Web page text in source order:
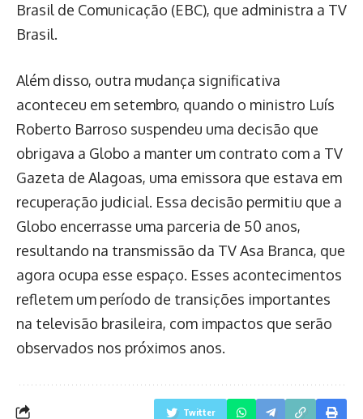
Brasil de Comunicação (EBC), que administra a TV
Brasil.
Além disso, outra mudança significativa
aconteceu em setembro, quando o ministro Luís
Roberto Barroso suspendeu uma decisão que
obrigava a Globo a manter um contrato com a TV
Gazeta de Alagoas, uma emissora que estava em
recuperação judicial. Essa decisão permitiu que a
Globo encerrasse uma parceria de 50 anos,
resultando na transmissão da TV Asa Branca, que
agora ocupa esse espaço. Esses acontecimentos
refletem um período de transições importantes
na televisão brasileira, com impactos que serão
observados nos próximos anos.
Twitter